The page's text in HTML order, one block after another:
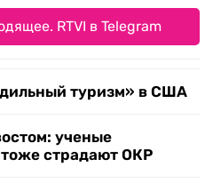
RTVI в Telegram
туризм» в США
ученые
страдают ОКР